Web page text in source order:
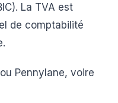
La TVA est
de comptabilité
Pennylane, voire